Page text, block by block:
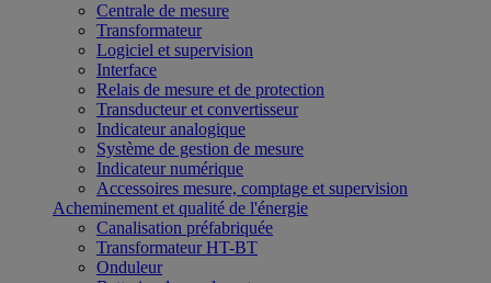
Centrale de mesure
Transformateur
Logiciel et supervision
Interface
Relais de mesure et de protection
Transducteur et convertisseur
Indicateur analogique
Système de gestion de mesure
Indicateur numérique
Accessoires mesure, comptage et supervision
Acheminement et qualité de l'énergie
Canalisation préfabriquée
Transformateur HT-BT
Onduleur